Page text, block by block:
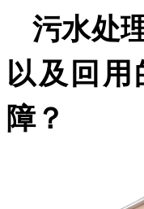
污水处
以及回用
障？